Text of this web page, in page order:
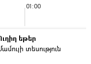
01:00
եթեր
տեսություն